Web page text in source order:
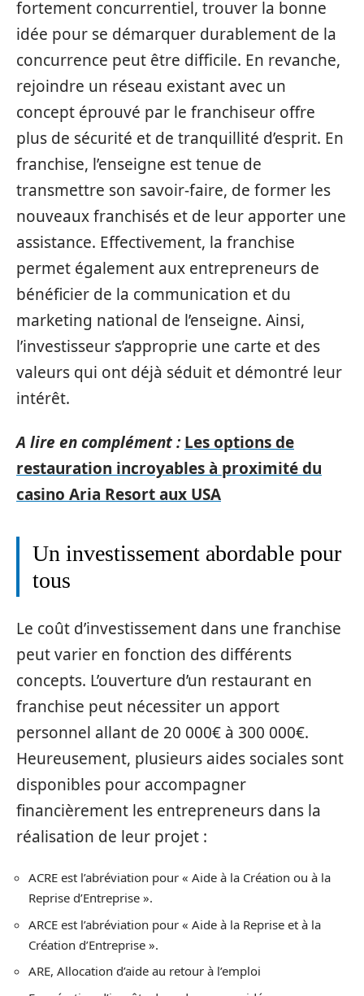
fortement concurrentiel, trouver la bonne
idée pour se démarquer durablement de la
concurrence peut être difficile. En revanche,
rejoindre un réseau existant avec un
concept éprouvé par le franchiseur offre
plus de sécurité et de tranquillité d’esprit. En
franchise, l’enseigne est tenue de
transmettre son savoir-faire, de former les
nouveaux franchisés et de leur apporter une
assistance. Effectivement, la franchise
permet également aux entrepreneurs de
bénéficier de la communication et du
marketing national de l’enseigne. Ainsi,
l’investisseur s’approprie une carte et des
valeurs qui ont déjà séduit et démontré leur
intérêt.
A lire en complément : Les options de
restauration incroyables à proximité du
casino Aria Resort aux USA
Un investissement abordable pour
tous
Le coût d’investissement dans une franchise
peut varier en fonction des différents
concepts. L’ouverture d’un restaurant en
franchise peut nécessiter un apport
personnel allant de 20 000€ à 300 000€.
Heureusement, plusieurs aides sociales sont
disponibles pour accompagner
financièrement les entrepreneurs dans la
réalisation de leur projet :
ACRE est l’abréviation pour « Aide à la Création ou à la
Reprise d’Entreprise ».
ARCE est l’abréviation pour « Aide à la Reprise et à la
Création d’Entreprise ».
ARE, Allocation d’aide au retour à l’emploi